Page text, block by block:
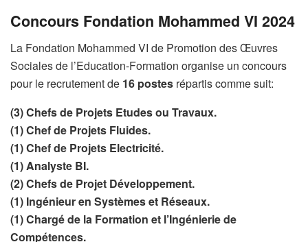
Concours Fondation Mohammed VI 2024
La Fondation Mohammed VI de Promotion des Œuvres
Sociales de l’Education-Formation organise un concours
pour le recrutement de 16 postes répartis comme suit:
(3) Chefs de Projets Etudes ou Travaux.
(1) Chef de Projets Fluides.
(1) Chef de Projets Electricité.
(1) Analyste BI.
(2) Chefs de Projet Développement.
(1) Ingénieur en Systèmes et Réseaux.
(1) Chargé de la Formation et l’Ingénierie de
Compétences.